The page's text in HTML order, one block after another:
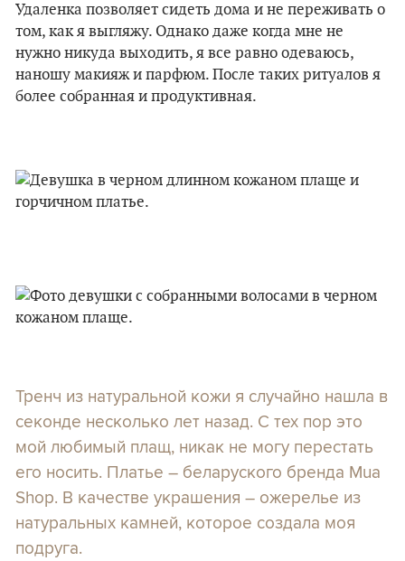
Удаленка позволяет сидеть дома и не переживать о
том, как я выгляжу. Однако даже когда мне не
нужно никуда выходить, я все равно одеваюсь,
наношу макияж и парфюм. После таких ритуалов я
более собранная и продуктивная.
Тренч из натуральной кожи я случайно нашла в
секонде несколько лет назад. С тех пор это
мой любимый плащ, никак не могу перестать
его носить. Платье – беларуского бренда Mua
Shop. В качестве украшения – ожерелье из
натуральных камней, которое создала моя
подруга.